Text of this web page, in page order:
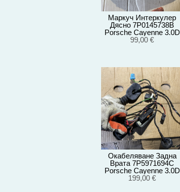
Маркуч Интеркулер
Дясно 7P0145738B
Porsche Cayenne 3.0D
92A/EG22/2012
99,00 €
Окабеляване Задна
Врата 7P5971694C
Porsche Cayenne 3.0D
92A/EG22/2012
199,00 €